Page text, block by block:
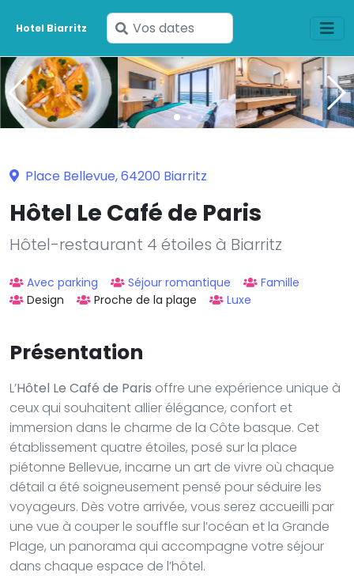
Hotel Biarritz
Saisissez
vos
dates
Place Bellevue, 64200 Biarritz
Hôtel Le Café de Paris
Hôtel-restaurant 4 étoiles à Biarritz
Avec parking Séjour romantique
Famille
Design
Proche de la plage Luxe
Présentation
L’Hôtel Le Café de Paris offre une expérience unique à
ceux qui souhaitent allier élégance, confort et
immersion dans le charme de la Côte basque. Cet
établissement quatre étoiles, posé sur la place
piétonne Bellevue, incarne un art de vivre où chaque
détail a été soigneusement pensé pour séduire les
voyageurs. Dès votre arrivée, vous serez accueilli par
une vue à couper le souffle sur l’océan et la Grande
Plage, un panorama qui accompagne votre séjour
dans chaque espace de l’hôtel.